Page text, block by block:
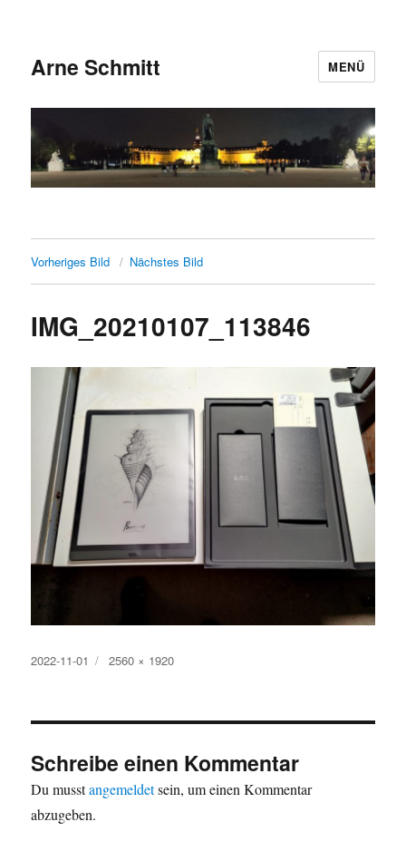
Arne Schmitt MENÜ
Vorheriges Bild Nächstes Bild
IMG_20210107_113846
Veröffentlicht
2022-11-01 Originalgröße
2560 × 1920
Schreibe einen Kommentar
Du musstangemeldetsein, um einen Kommentar
abzugeben.